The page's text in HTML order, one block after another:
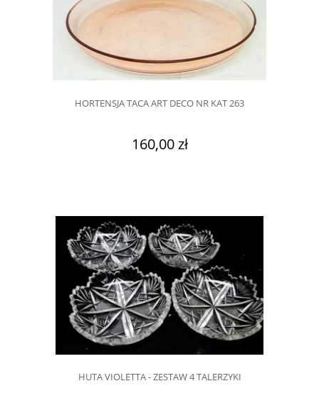
HORTENSJA TACA ART DECO NR KAT 263
160,00 zł
HUTA VIOLETTA - ZESTAW 4 TALERZYKI